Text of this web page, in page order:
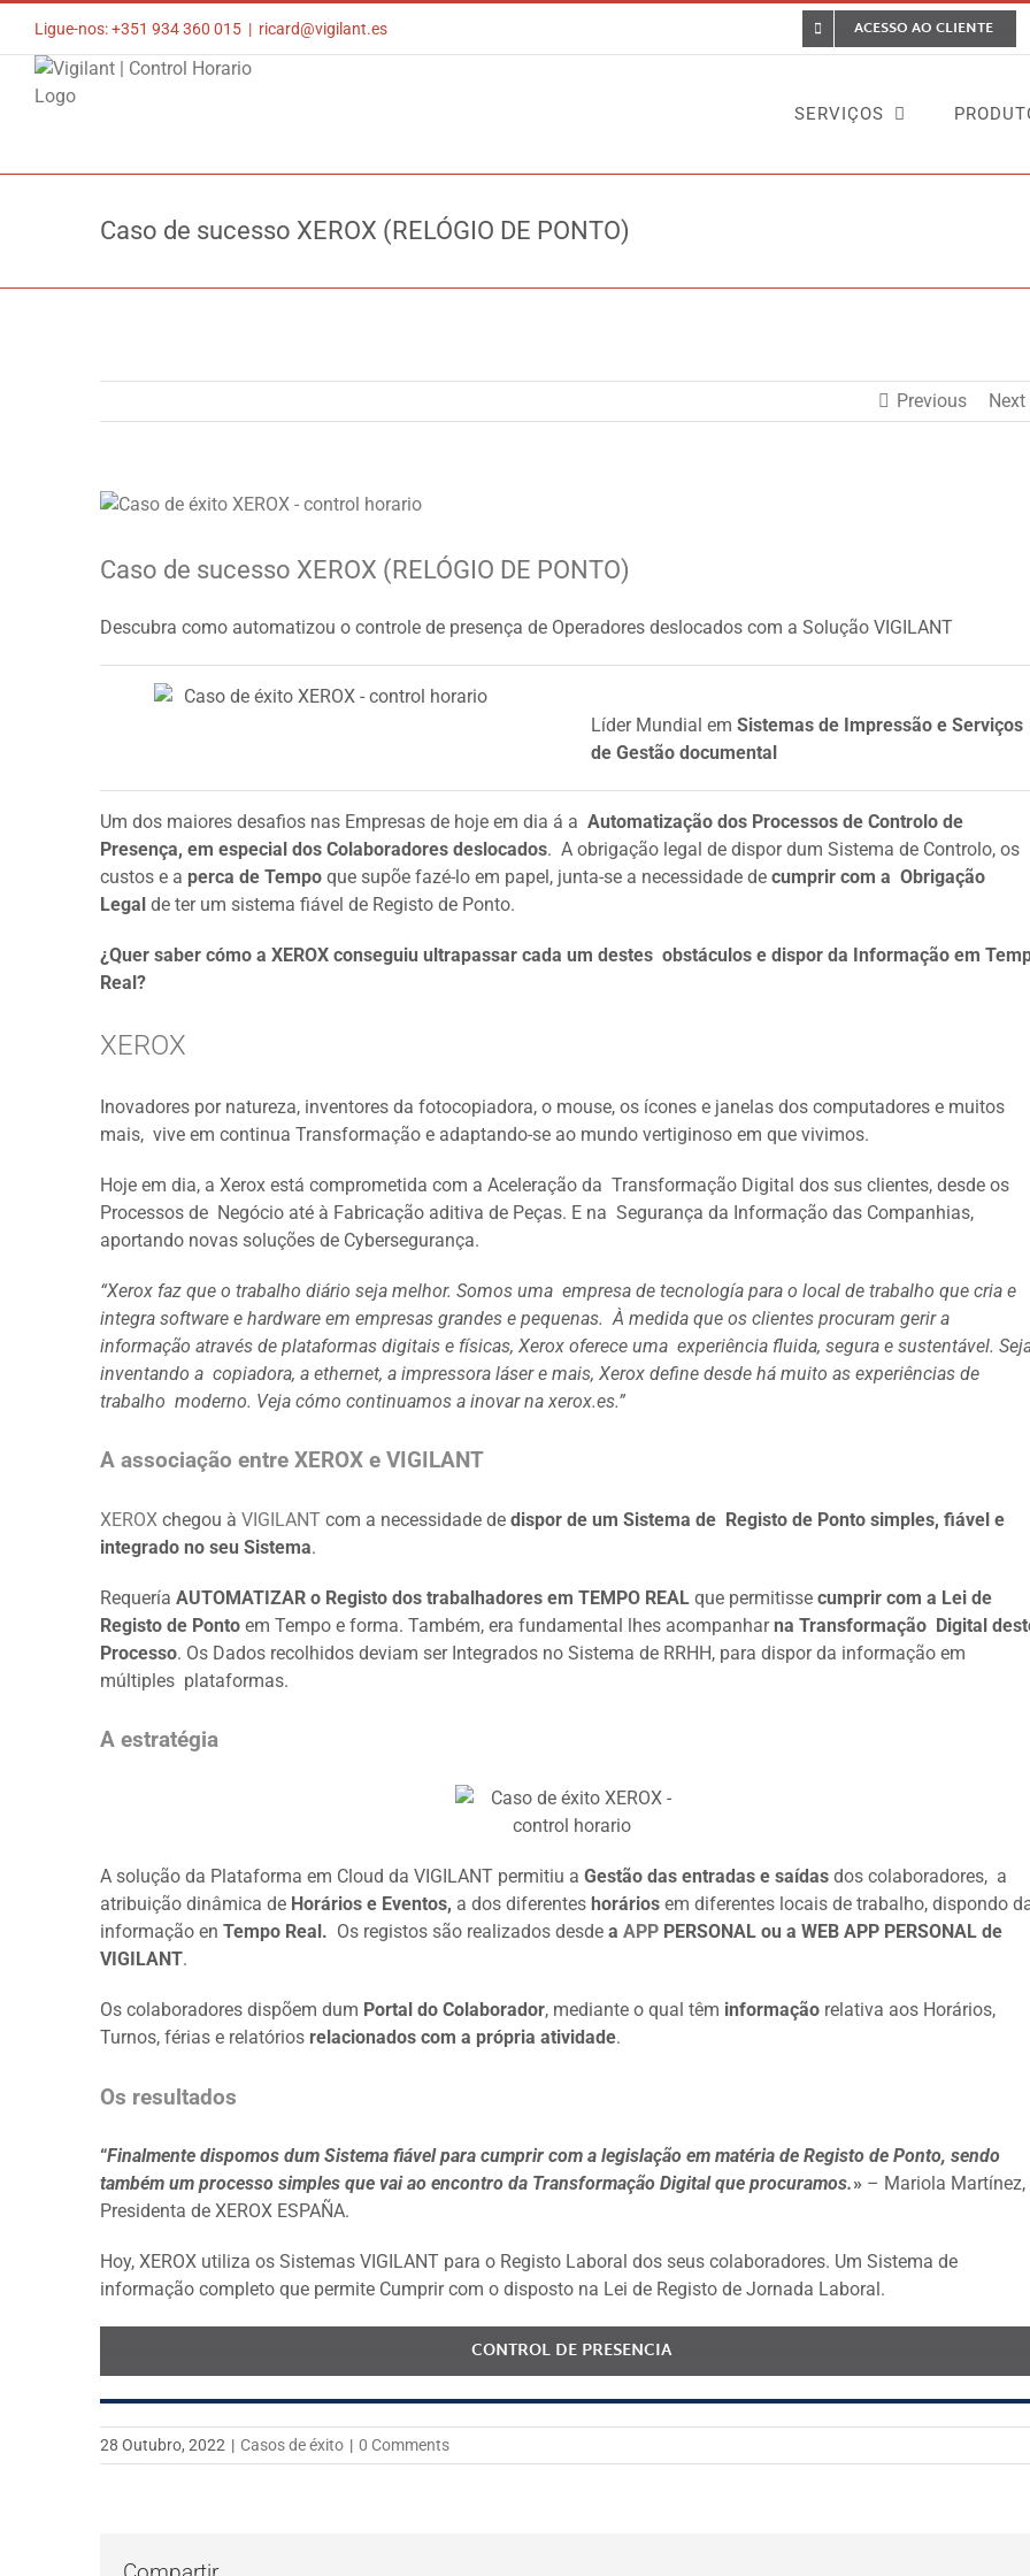
content
Ligue-nos: +351 934 360 015 | ricard@vigilant.es ACESSO AO CLIENTE
SERVIÇOS
Caso de sucesso XEROX (RELÓGIO DE PONTO)
Previous Next
View
Image
Caso de sucesso XEROX (RELÓGIO DE PONTO)
Descubra como automatizou o controle de presença de Operadores deslocados com a Solução VIGILANT
Líder Mundial em Sistemas de Impressão e Serviços
de Gestão documental
Um dos maiores desafios nas Empresas de hoje em dia á a Automatização dos Processos de Controlo de
Presença, em especial dos Colaboradores deslocados. A obrigação legal de dispor dum Sistema de Controlo, os
custos e a perca de Tempo que supõe fazé-lo em papel, junta-se a necessidade de cumprir com a Obrigação
Legal de ter um sistema fiável de Registo de Ponto.
¿Quer saber cómo a XEROX conseguiu ultrapassar cada um destes obstáculos e dispor da Informação em
Real?
XEROX
Inovadores por natureza, inventores da fotocopiadora, o mouse, os ícones e janelas dos computadores e muitos
mais, vive em continua Transformação e adaptando-se ao mundo vertiginoso em que vivimos.
Hoje em dia, a Xerox está comprometida com a Aceleração da Transformação Digital dos sus clientes, desde os
Processos de Negócio até à Fabricação aditiva de Peças. E na Segurança da Informação das Companhias,
aportando novas soluções de Cybersegurança.
“Xerox faz que o trabalho diário seja melhor. Somos uma empresa de tecnología para o local de trabalho que cria e
integra software e hardware em empresas grandes e pequenas. À medida que os clientes procuram gerir a
informação através de plataformas digitais e físicas, Xerox oferece uma experiência fluida, segura e sustentável.
inventando a copiadora, a ethernet, a impressora láser e mais, Xerox define desde há muito as experiências de
trabalho moderno. Veja cómo continuamos a inovar na xerox.es.”
A associação entre XEROX eVIGILANT
XEROXchegou à VIGILANTcom a necessidade de dispor de um Sistema de Registo de Ponto simples, fiável e
integrado no seu Sistema.
Requería AUTOMATIZAR o Registo dos trabalhadores em TEMPO REAL que permitisse cumprir com a Lei de
Registo de Ponto em Tempo e forma. Também, era fundamental lhes acompanharna Transformação Digital
Processo. Os Dados recolhidos deviam ser Integrados no Sistema de RRHH, para dispor da informação em
múltiples plataformas.
A estratégia
A solução da Plataforma em Cloud da VIGILANT permitiu a Gestão das entradas e saídas dos colaboradores, a
atribuição dinâmica de Horários e Eventos, a dos diferentes horários em diferentes locais de trabalho, dispondo
informação en Tempo Real. Os registos são realizados desde a APP PERSONAL ou a WEB APP PERSONAL de
VIGILANT.
Os colaboradores dispõem dum Portal do Colaborador, mediante o qual têm informação relativa aos Horários,
Turnos, férias e relatórios relacionados com a própria atividade.
Os resultados
“Finalmente dispomos dum Sistema fiável para cumprir com a legislação em matéria de Registo de Ponto, sendo
também um processo simples que vai ao encontro da Transformação Digital que procuramos.» – Mariola Martínez,
Presidenta de XEROX ESPAÑA.
Hoy, XEROX utiliza os Sistemas VIGILANT para o Registo Laboral dos seus colaboradores. Um Sistema de
informação completo que permite Cumprir com o disposto na Lei de Registo de Jornada Laboral.
CONTROL DE PRESENCIA
28 Outubro, 2022 | Casos de éxito | 0 Comments